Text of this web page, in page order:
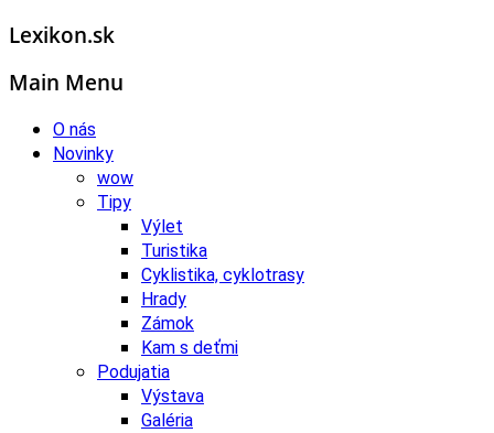
Lexikon.sk
Main Menu
O nás
Novinky
wow
Tipy
Výlet
Turistika
Cyklistika, cyklotrasy
Hrady
Zámok
Kam s deťmi
Podujatia
Výstava
Galéria